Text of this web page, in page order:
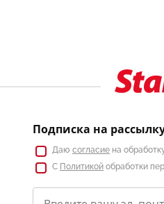
Подписка на
Даю согласие на
С Политикой обработки